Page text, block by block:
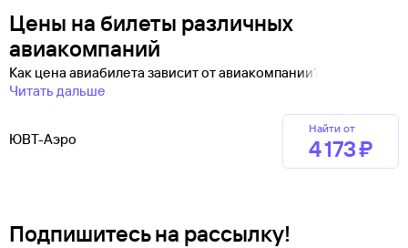
Цены на билеты различных
авиакомпаний
Как цена авиабилета зависит от авиакомпании?
Читать дальше
ЮВТ-Аэро
Найти от
4 ⁠173 ⁠₽
Подпишитесь на рассылку!